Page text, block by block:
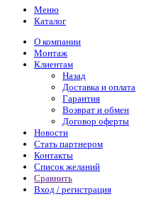
Меню
Каталог
О компании
Монтаж
Клиентам
Назад
Доставка и оплата
Гарантия
Возврат и обмен
Договор оферты
Новости
Стать партнером
Контакты
Список желаний
Сравнить
Вход / регистрация